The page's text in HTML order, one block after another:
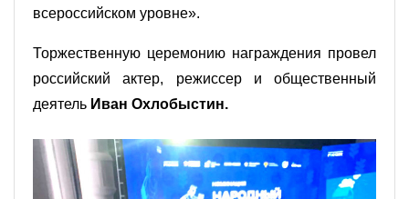
всероссийском уровне».
Торжественную церемонию награждения провел
российский актер, режиссер и общественный
деятель Иван Охлобыстин.